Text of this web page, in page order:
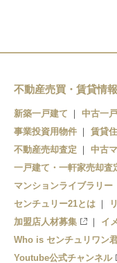
中書島駅
淀駅
不動産売買・賃貸情
新築一戸建て 中古一
事業投資用物件
賃貸
不動産売却査定
中古
一戸建て・一軒家売却査
マンションライブラリー
センチュリー21とは
加盟店人材募集
イ
Who is センチュリワン
Youtube公式チャンネル